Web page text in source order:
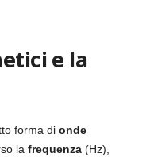
e la
forma di onde
la frequenza (Hz),